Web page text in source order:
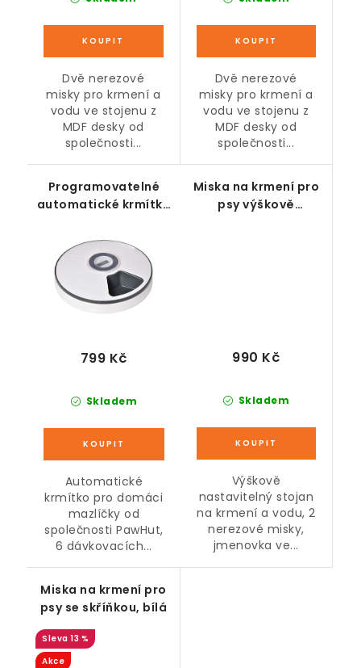
Dvě nerezové
misky pro krmení a
vodu ve stojenu z
MDF desky od
společnosti...
Dvě nerezové
misky pro krmení a
vodu ve stojenu z
MDF desky od
společnosti...
Programovatelné
automatické krmítko
přihrádkami pro
malé psy a kočky,
bílo-šedé Ø30,5 cm
Skladem
799 Kč
Automatické
krmítko pro domáci
mazlíčky od
společnosti PawHut,
6 dávkovacích...
Miska na krmení pro
psy výškově
Skladem
990 Kč
Výškově
nastavitelný stojan
na krmení a vodu, 2
nerezové misky,
jmenovka ve...
Miska na krmení pro
psy se skříňkou, bílá
13 %
Akce